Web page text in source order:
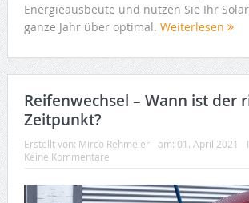
Energieausbeute und nutzen Sie Ihr
ganze Jahr über optimal. Weiterlesen
Reifenwechsel – Wann ist der
Zeitpunkt?
Erstellt von: Mirco Rehmeier am: 01. April 2021
Keine Kommentare